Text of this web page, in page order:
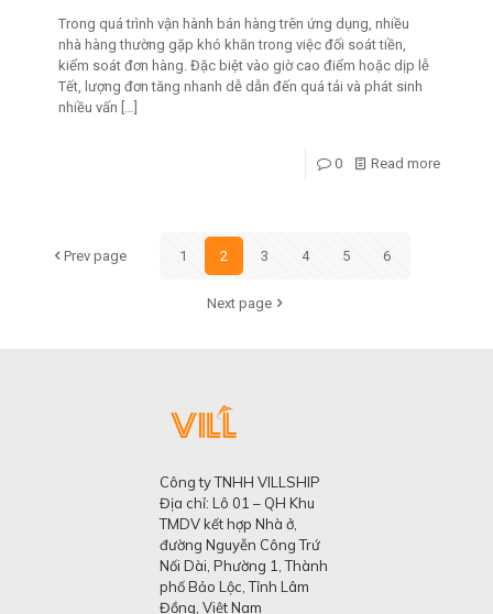
Trong quá trình vận hành bán hàng trên ứng dụng, nhiều
nhà hàng thường gặp khó khăn trong việc đối soát tiền,
kiểm soát đơn hàng. Đặc biệt vào giờ cao điểm hoặc dịp lễ
Tết, lượng đơn tăng nhanh dễ dẫn đến quá tải và phát sinh
nhiều vấn […]
0 Read more
Prev page 1 2 3 4 5 6
Next page
Công ty TNHH VILLSHIP
Địa chỉ: Lô 01 – QH Khu
TMDV kết hợp Nhà ở,
đường Nguyễn Công Trứ
Nối Dài, Phường 1, Thành
phố Bảo Lộc, Tỉnh Lâm
Đồng, Việt Nam